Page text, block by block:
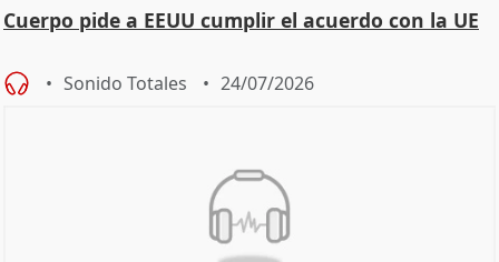
Cuerpo pide a EEUU cumplir el acuerdo con la UE
Sonido Totales 24/07/2026